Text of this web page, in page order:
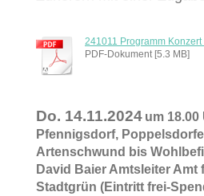
241011 Programm
PDF-Dokument [5.3 MB]
Do. 14.11.2024 um 18.00
Pfennigsdorf,
Artenschwund bis
David Baier Amtsleiter Amt
Stadtgrün (Eintritt frei-